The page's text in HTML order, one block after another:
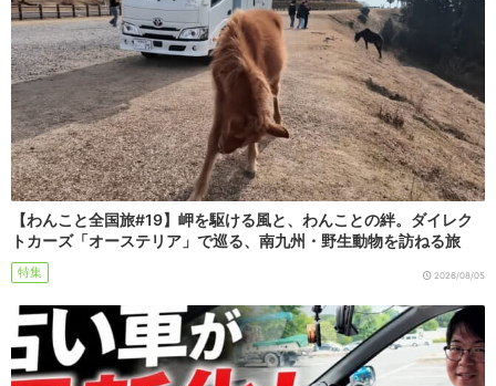
【わんこと全国旅#19】岬を駆ける風と、わんことの絆。ダイレク
トカーズ「オーステリア」で巡る、南九州・野生動物を訪ねる旅
特集 2026/08/05